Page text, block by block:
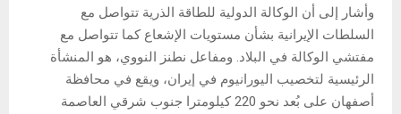
وأشار إلى أن الوكالة الدولية للطاقة الذرية تتواصل مع
السلطات الإيرانية بشأن مستويات الإشعاع كما تتواصل مع
مفتشي الوكالة في البلاد. ومفاعل نطنز النووي، هو المنشأة
الرئيسية لتخصيب اليورانيوم في إيران، ويقع في محافظة
أصفهان على بُعد نحو 220 كيلومترا جنوب شرقي العاصمة